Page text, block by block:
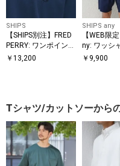
SHIPS
【SHIPS別注】FRED
PERRY: ワンポイント
ロゴ ピケ Tシャツ 26
￥ 13,200
SHIPS any
【WEB限
ny: ワッシ
ン スピン
￥ 9,900
Tシャツ/カットソーから